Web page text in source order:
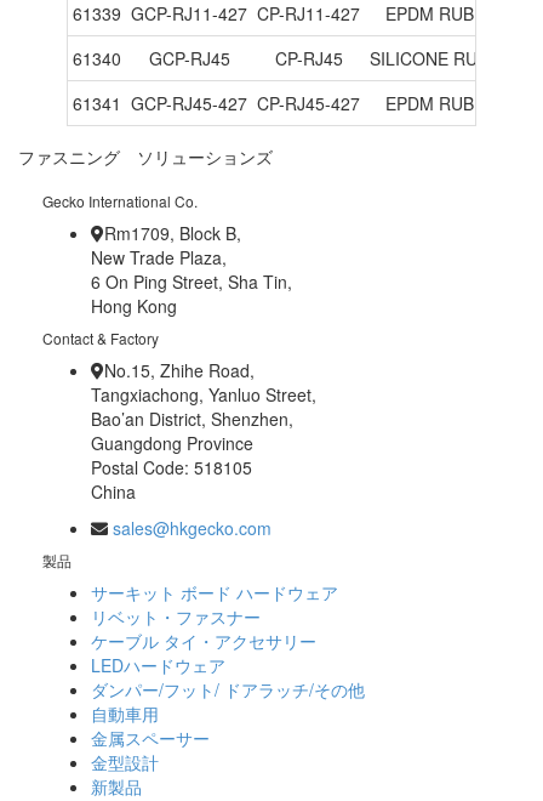
61339 GCP-RJ11-427 CP-RJ11-427
EPDM RUBBER, 70
61340
GCP-RJ45 CP-RJ45
SILICONE RUBBER,
61341 GCP-RJ45-427 CP-RJ45-427 EPDM RUBBER, 70
ファスニング ソリューションズ
Gecko International Co.
Rm1709, Block B,
New Trade Plaza,
6 On Ping Street, Sha Tin,
Hong Kong
Contact & Factory
No.15, Zhihe Road,
Tangxiachong, Yanluo Street,
Bao’an District, Shenzhen,
Guangdong Province
Postal Code: 518105
China
sales@hkgecko.com
製品
サーキット ボード ハードウェア
リベット・ファスナー
ケーブル タイ・アクセサリー
LEDハードウェア
ダンパー/フット/ ドアラッチ/その他
自動車用
金属スペーサー
金型設計
新製品